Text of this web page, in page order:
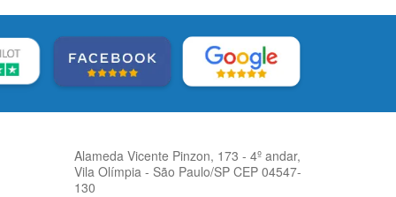
Alameda Vicente Pinzon, 173 - 4º andar,
Vila Olímpia - São Paulo/SP CEP 04547-
130